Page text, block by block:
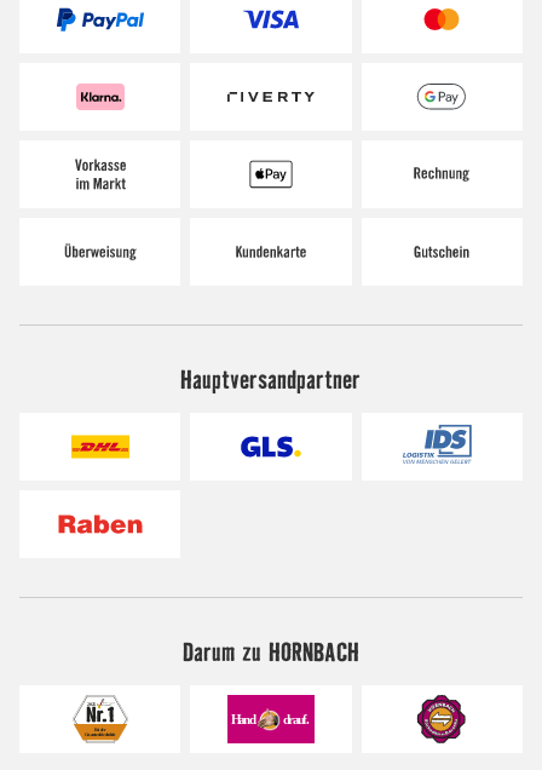
Hauptversandpartner
Darum zu HORNBACH